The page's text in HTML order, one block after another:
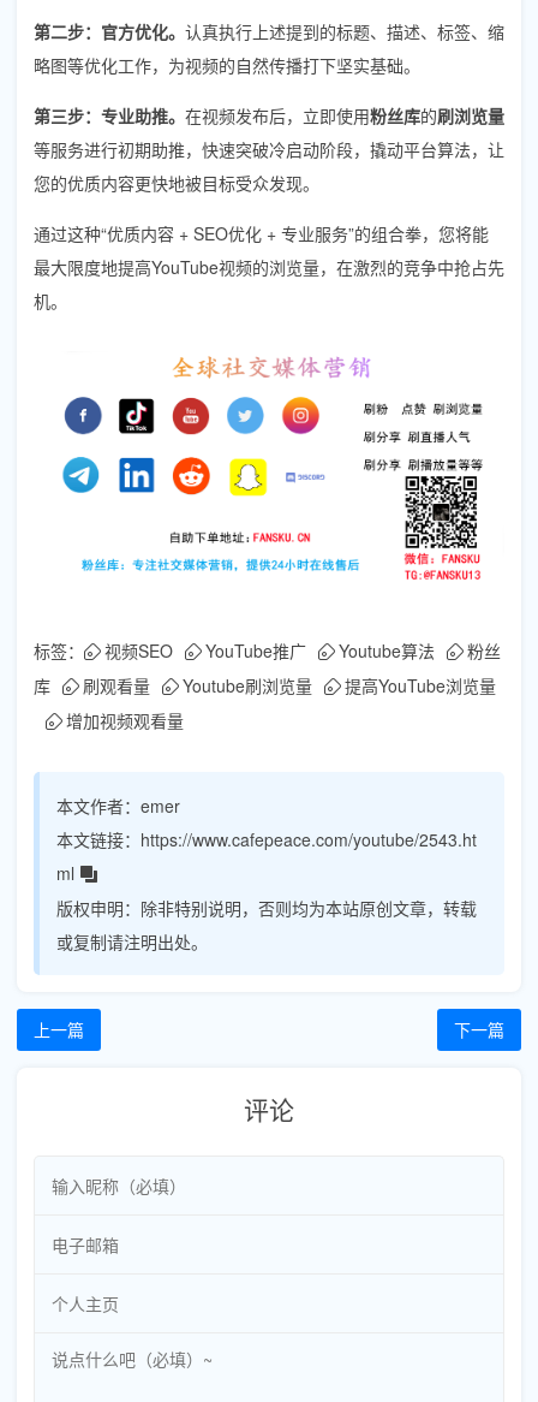
第二步：官方优化。 认真执行上述提到的标题、描述、标签、缩
略图等优化工作，为视频的自然传播打下坚实基础。
第三步：专业助推。 在视频发布后，立即使用粉丝库的刷浏览量
等服务进行初期助推，快速突破冷启动阶段，撬动平台算法，让
您的优质内容更快地被目标受众发现。
通过这种“优质内容 + SEO优化 + 专业服务”的组合拳，您将能
最大限度地提高YouTube视频的浏览量，在激烈的竞争中抢占先
机。
标签： 视频SEO YouTube推广 Youtube算法
粉丝
库
刷观看量 Youtube刷浏览量
提高YouTube浏览量
增加视频观看量
本文作者： emer
本文链接： https://www.cafepeace.com/youtube/2543.ht
ml
版权申明： 除非特别说明，否则均为本站原创文章，转载
或复制请注明出处。
上一篇 下一篇
评论